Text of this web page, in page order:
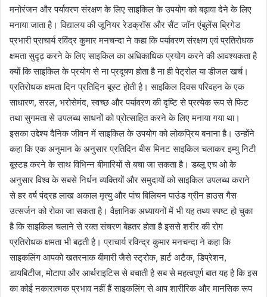
मनोरंजन और पर्यावरण संरक्षण के लिए साइकिल के उपयोग को बढ़ावा देने के लिए
मनाया जाता है। विद्यालय की जूनियर रेडक्रॉस और सैंट जॉन एंबुलेंस ब्रिगेड
प्रभारी प्राचार्य रविंद्र कुमार मनचन्दा ने कहा कि पर्यावरण संरक्षण एवं प्रतिरोधक
क्षमता सुदृढ़ करने के लिए साइकिल का अधिकाधिक प्रयोग करने की आवश्यकता है
क्यों कि साइकिल के प्रयोग से ना प्रदूषण होता है ना ही पेट्रोल या डीजल खर्च।
प्रतिरोधक क्षमता दिन प्रतिदिन बूस्ट होती है। साइकिल दिवस परिवहन के एक
साधारण, सरल, भरोसेमंद, स्वच्छ और पर्यावरण की दृष्टि से प्रत्येक रूप से फिट
तथा सुगमता से उपलब्ध साधनों को प्रोत्साहित करने के लिए मनाया गया था।
इसका उद्देश्य दैनिक जीवन में साइकिल के उपयोग को लोकप्रिय बनाना है। उन्होंने
कहा कि एक अनुमान के अनुसार प्रतिदिन बीस मिनट साइकिल चलाकर इम्यु निटी
बूस्टह करने के साथ विभिन्न बीमारियों से बचा जा सकता है। डब्लू एच ओ के
अनुसार विश्व के सबसे निर्धन व्यक्तियों और समुदायों को साइकिल उपलब्ध कराने
से हर वर्ष पंद्रह लाख अकाल मृत्यु और पांच बिलियन पाउंड ग्रीन हाउस गैस
उत्सर्जन को रोका जा सकता है। वैज्ञानिक अध्यायनों में भी यह तथ्य स्पष्ट हो चुका
है कि साइकिल चलाने से रक्त संचरण बेहतर होता है इससे शरीर की रोग
प्रतिरोधक क्षमता भी बढ़ती है। प्राचार्य रविन्द्र कुमार मनचन्दा ने कहा कि
साइकलिंग आपको खतरनाक बीमारी जैसे स्ट्रोक, हार्ट अटैक, डिप्रेशन,
डायबिटीज, मोटापा और आर्थराइटिस से बचाती है सब से महत्वपूर्ण बात यह है कि इस
का कोई नकारात्मक प्रभाव नहीं हैं साइकलिंग से आप शारीरिक और मानसिक रूप